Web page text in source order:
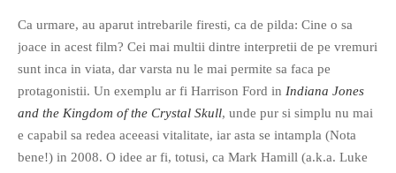
If you like movies, words and
mind games, then this is the
book for you. Take the
challenge of creating your
own acrostics and describing
famous movies by using the
Ca urmare, au aparut intrebarile firesti, ca de pilda: Cine o sa
joace in acest film? Cei mai multii dintre interpretii de pe vremuri
sunt inca in viata, dar varsta nu le mai permite sa faca pe
protagonistii. Un exemplu ar fi Harrison Ford in Indiana Jones
and the Kingdom of the Crystal Skull, unde pur si simplu nu mai
e capabil sa redea aceeasi vitalitate, iar asta se intampla (Nota
bene!) in 2008. O idee ar fi, totusi, ca Mark Hamill (a.k.a. Luke